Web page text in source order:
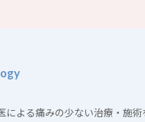
による痛みの少ない治療・施